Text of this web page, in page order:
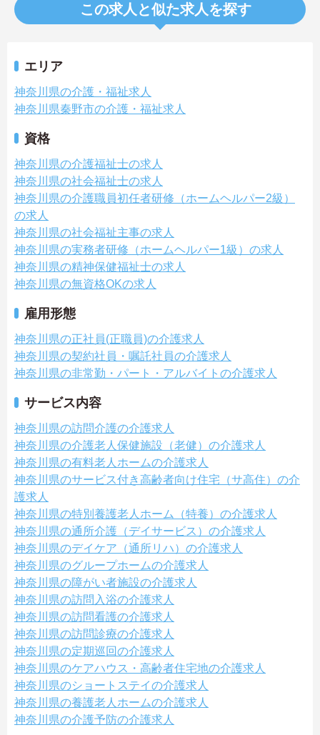
この求人と似た求人を探す
エリア
神奈川県の介護・福祉求人
神奈川県秦野市の介護・福祉求人
資格
神奈川県の介護福祉士の求人
神奈川県の社会福祉士の求人
神奈川県の介護職員初任者研修（ホームヘルパー2級）
の求人
神奈川県の社会福祉主事の求人
神奈川県の実務者研修（ホームヘルパー1級）の求人
神奈川県の精神保健福祉士の求人
神奈川県の無資格OKの求人
雇用形態
神奈川県の正社員(正職員)の介護求人
神奈川県の契約社員・嘱託社員の介護求人
神奈川県の非常勤・パート・アルバイトの介護求人
サービス内容
神奈川県の訪問介護の介護求人
神奈川県の介護老人保健施設（老健）の介護求人
神奈川県の有料老人ホームの介護求人
神奈川県のサービス付き高齢者向け住宅（サ高住）の介
護求人
神奈川県の特別養護老人ホーム（特養）の介護求人
神奈川県の通所介護（デイサービス）の介護求人
神奈川県のデイケア（通所リハ）の介護求人
神奈川県のグループホームの介護求人
神奈川県の障がい者施設の介護求人
神奈川県の訪問入浴の介護求人
神奈川県の訪問看護の介護求人
神奈川県の訪問診療の介護求人
神奈川県の定期巡回の介護求人
神奈川県のケアハウス・高齢者住宅地の介護求人
神奈川県のショートステイの介護求人
神奈川県の養護老人ホームの介護求人
神奈川県の介護予防の介護求人